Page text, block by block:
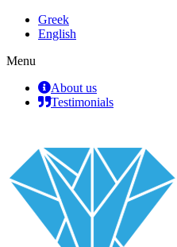
Greek
English
Menu
About us
Testimonials